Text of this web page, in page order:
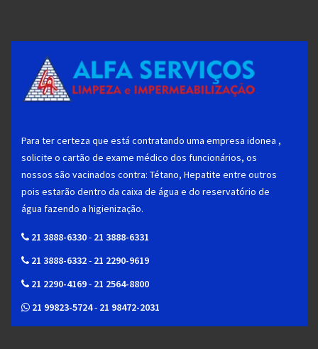
Para ter certeza que está contratando uma empresa idonea ,
solicite o cartão de exame médico dos funcionários, os
nossos são vacinados contra: Tétano, Hepatite entre outros
pois estarão dentro da caixa de água e do reservatório de
água fazendo a higienização.
21 3888-6330- 21 3888-6331
21 3888-6332- 21 2290-9619
21 2290-4169- 21 2564-8800
21 99823-5724- 21 98472-2031